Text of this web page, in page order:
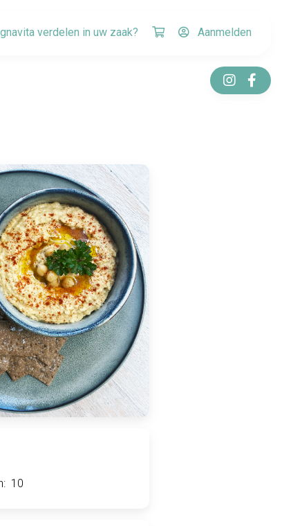
verdelen in uw zaak? Aanmelden
10